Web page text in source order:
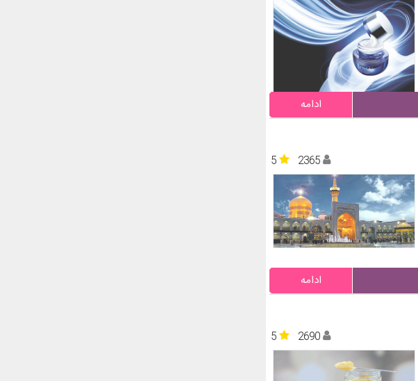
ادامه
5
2365
ادامه
5
2690